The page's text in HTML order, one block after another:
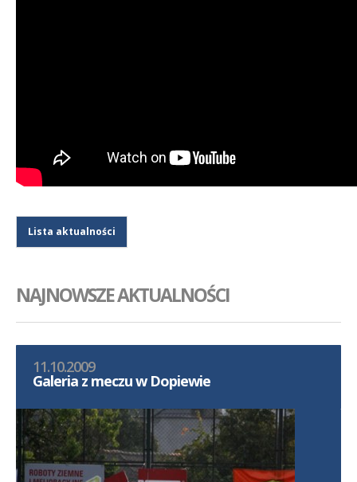
Lista aktualności
NAJNOWSZE AKTUALNOŚCI
11.10.2009
Galeria z meczu w Dopiewie